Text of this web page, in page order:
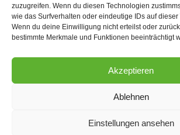
zuzugreifen. Wenn du diesen Technologien
wie das Surfverhalten oder eindeutige IDs auf
Wenn du deine Einwilligung nicht erteilst oder
bestimmte Merkmale und Funktionen beeinträchtigt
Akzeptieren
Ablehnen
Einstellungen ansehen